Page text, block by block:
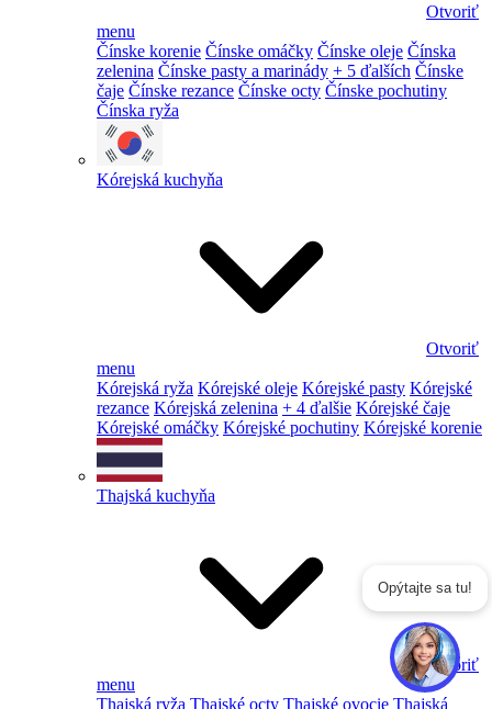
Otvoriť
menu
Čínske korenie Čínske omáčky Čínske oleje Čínska
zelenina Čínske pasty a marinády + 5 ďalších Čínske
čaje Čínske rezance Čínske octy Čínske pochutiny
Čínska ryža
Kórejská kuchyňa
Otvoriť
menu
Kórejská ryža Kórejské oleje Kórejské pasty Kórejské
rezance Kórejská zelenina + 4 ďalšie Kórejské čaje
Kórejské omáčky Kórejské pochutiny Kórejské korenie
Thajská kuchyňa
Otvoriť
menu
Thajská ryža Thajské octy Thajské ovocie Thajská
Opýtajte sa tu!